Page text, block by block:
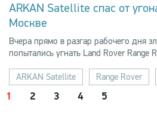
ARKAN Satellite спас от
Москве
Вчера прямо в разгар рабочего дня
попытались угнать Land Rover Range
ARKAN Satellite Range Rover
1 2 3 4 5